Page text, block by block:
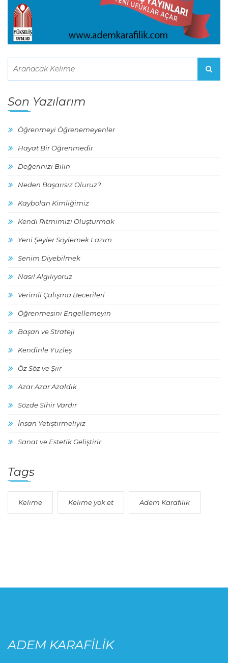
Son Yazılarım
Öğrenmeyi Öğrenemeyenler
Hayat Bir Öğrenmedir
Değerinizi Bilin
Neden Başarısız Oluruz?
Kaybolan Kimliğimiz
Kendi Ritmimizi Oluşturmak
Yeni Şeyler Söylemek Lazım
Senim Diyebilmek
Nasıl Algılıyoruz
Verimli Çalışma Becerileri
Öğrenmesini Engellemeyin
Başarı ve Strateji
Kendinle Yüzleş
Öz Söz ve Şiir
Azar Azar Azaldık
Sözde Sihir Vardır
İnsan Yetiştirmeliyiz
Sanat ve Estetik Geliştirir
Tags
Kelime Kelime yok et Adem Karafilik
ADEM KARAFILIK